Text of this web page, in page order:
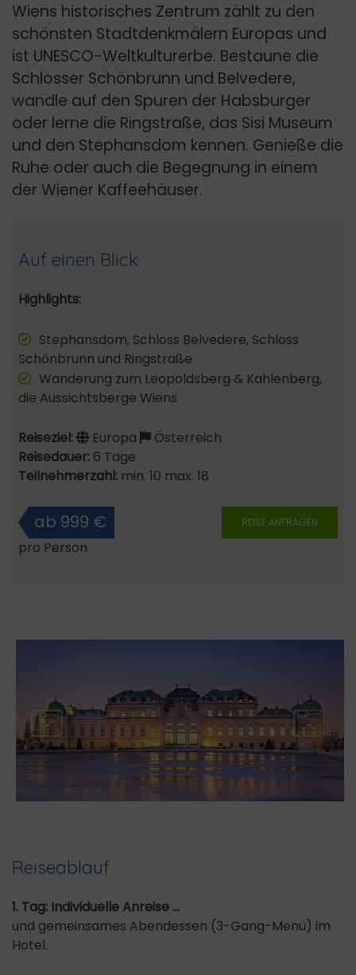
Wiens historisches Zentrum zählt zu den
schönsten Stadtdenkmälern Europas und
ist UNESCO-Weltkulturerbe. Bestaune die
Schlösser Schönbrunn und Belvedere,
wandle auf den Spuren der Habsburger
oder lerne die Ringstraße, das Sisi Museum
und den Stephansdom kennen. Genieße die
Ruhe oder auch die Begegnung in einem
der Wiener Kaffeehäuser.
Auf einen Blick
Highlights:
Stephansdom, Schloss Belvedere, Schloss
Schönbrunn und Ringstraße
Wanderung zum Leopoldsberg & Kahlenberg,
die Aussichtsberge Wiens
Reiseziel: Europa
Österreich
Reisedauer: 6 Tage
Teilnehmerzahl: min. 10 max. 18
REISE ANFRAGEN
ab 999 €
pro Person
← →
Reiseablauf
1. Tag: Individuelle Anreise ...
und gemeinsames Abendessen (3-Gang-Menü) im
Hotel.